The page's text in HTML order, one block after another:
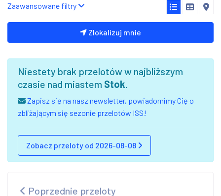
Zaawansowane filtry
Zlokalizuj mnie
Niestety brak przelotów w najbliższym
czasie nad miastem Stok.
Zapisz się na nasz newsletter, powiadomimy Cię o
zbliżającym się sezonie przelotów ISS!
Zobacz przeloty od 2026-08-08
Poprzednie przeloty